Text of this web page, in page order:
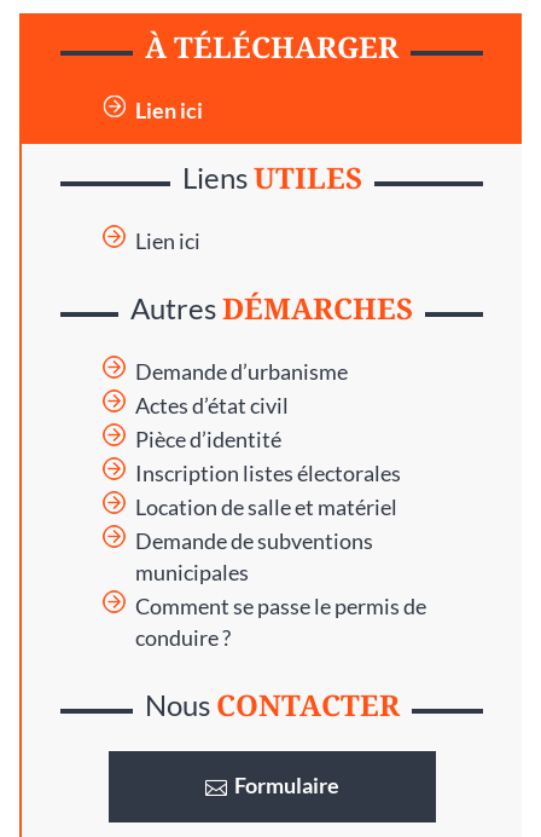
À TÉLÉCHARGER
Lien ici
LiensUTILES
Lien ici
AutresDÉMARCHES
Demande d’urbanisme
Actes d’état civil
Pièce d’identité
Inscription listes électorales
Location de salle et matériel
Demande de subventions
municipales
Comment se passe le permis de
conduire ?
Nous CONTACTER
Formulaire